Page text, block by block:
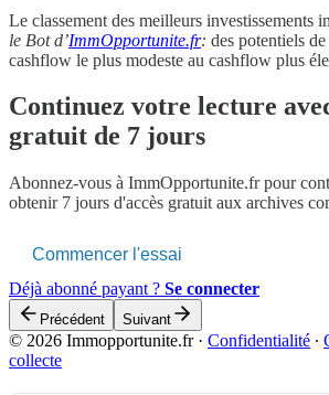
Le classement des meilleurs investissements
le Bot d’ImmOpportunite.fr: des potentiels
cashflow le plus modeste au cashflow plus
Continuez votre lecture
gratuit de 7 jours
Abonnez-vous à ImmOpportunite.frpour
obtenir 7 jours d'accès gratuit aux archives
Commencer l'essai
Déjà abonné payant ? Se connecter
Précédent Suivant
© 2026 Immopportunite.fr· Confidentialité ∙
collecte